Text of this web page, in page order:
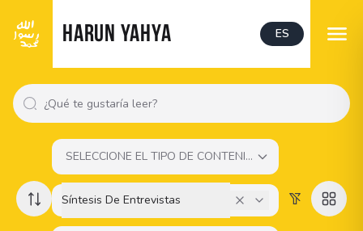
HARUN YAHYA ES
SELECCIONE EL TIPO DE CONTENIDO
Síntesis De Entrevistas